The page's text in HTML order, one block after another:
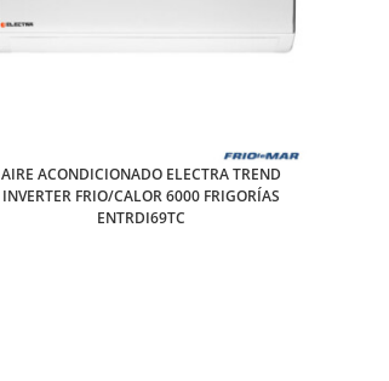
AIRE ACONDICIONADO ELECTRA TREND
INVERTER FRIO/CALOR 6000 FRIGORÍAS
ENTRDI69TC